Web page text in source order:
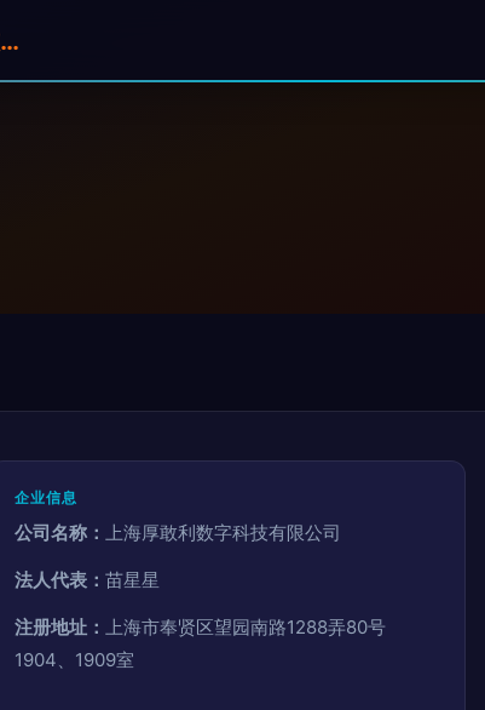
上海厚敢利数字科技有限公司
企业信息
公司名称： 上海厚敢利数字科技有限公司
法人代表： 苗星星
注册地址： 上海市奉贤区望园南路1288弄80号
1904、1909室